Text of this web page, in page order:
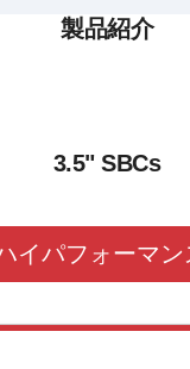
製品紹介
3.5" SBCs
イパフォーマン